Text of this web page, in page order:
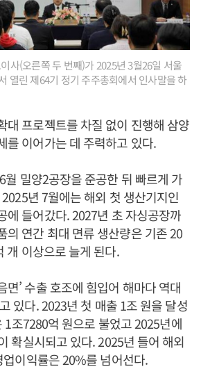
사(오른쪽 두 번째)가 2025년 3월26일 서울
열린 제64기 정기 주주총회에서 인사말을 하
대 프로젝트를 차질 없이 진행해 삼양
를 이어가는 데 주력하고 있다.
월 밀양2공장을 준공한 뒤 빠르게 가
년 7월에는 해외 첫 생산기지인
에 들어갔다. 2027년 초 자싱공장까
의 연간 최대 면류 생산량은 기존 20
개 이상으로 늘게 된다.
면’ 수출 호조에 힘입어 해마다 역대
있다. 2023년 첫 매출 1조 원을 달성
1조7280억 원으로 불었고 2025년에
확실시되고 있다. 2025년 들어 해외
이익률은 20%를 넘어선다.